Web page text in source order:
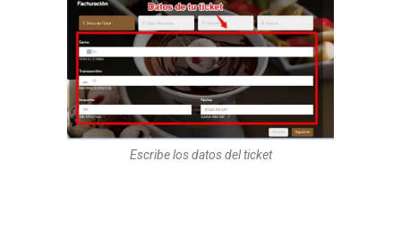
Escribe los datos del ticket